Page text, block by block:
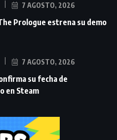
7 AGOSTO, 2026
Prologue estrena su demo
7 AGOSTO, 2026
su fecha de
en Steam